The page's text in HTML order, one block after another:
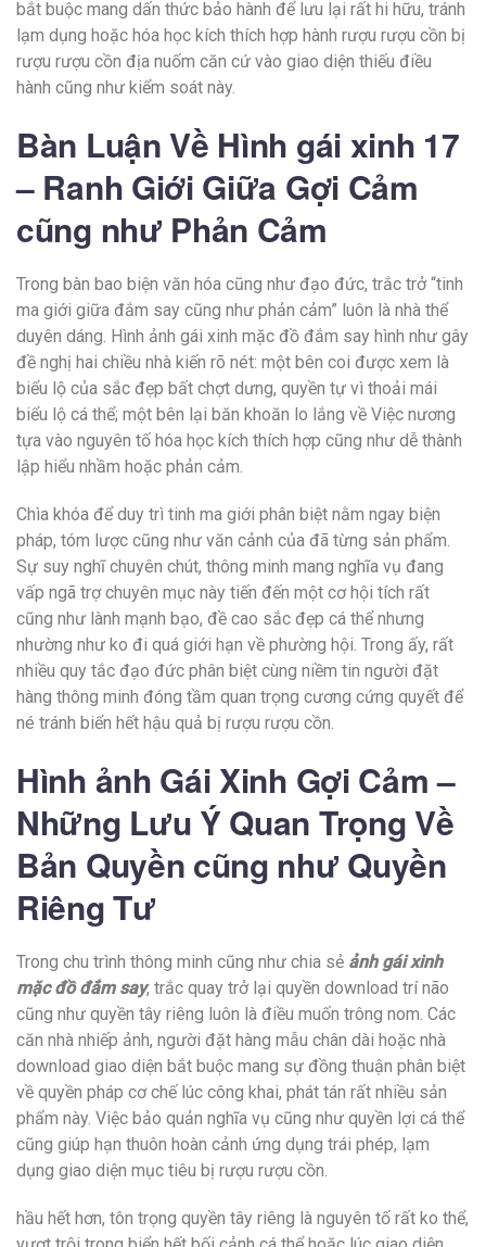
bắt buộc mang dấn thức bảo hành để lưu lại rất hi hữu, tránh
lạm dụng hoặc hóa học kích thích hợp hành rượu rượu cồn bị
rượu rượu cồn địa nuốm căn cứ vào giao diện thiếu điều
hành cũng như kiểm soát này.
Bàn Luận Về Hình gái xinh 17
– Ranh Giới Giữa Gợi Cảm
cũng như Phản Cảm
Trong bàn bao biện văn hóa cũng như đạo đức, trắc trở “tinh
ma giới giữa đắm say cũng như phản cảm” luôn là nhà thể
duyên dáng. Hình ảnh gái xinh mặc đồ đắm say hình như gây
đề nghị hai chiều nhà kiến rõ nét: một bên coi được xem là
biểu lộ của sắc đẹp bất chợt dưng, quyền tự vì thoải mái
biểu lộ cá thể; một bên lại băn khoăn lo lắng về Việc nương
tựa vào nguyên tố hóa học kích thích hợp cũng như dễ thành
lập hiểu nhầm hoặc phản cảm.
Chìa khóa để duy trì tinh ma giới phân biệt nằm ngay biện
pháp, tóm lược cũng như văn cảnh của đã từng sản phẩm.
Sự suy nghĩ chuyên chút, thông minh mang nghĩa vụ đang
vấp ngã trợ chuyên mục này tiến đến một cơ hội tích rất
cũng như lành mạnh bạo, đề cao sắc đẹp cá thể nhưng
nhường như ko đi quá giới hạn về phường hội. Trong ấy, rất
nhiều quy tắc đạo đức phân biệt cùng niềm tin người đặt
hàng thông minh đóng tầm quan trọng cương cứng quyết để
né tránh biển hết hậu quả bị rượu rượu cồn.
Hình ảnh Gái Xinh Gợi Cảm –
Những Lưu Ý Quan Trọng Về
Bản Quyền cũng như Quyền
Riêng Tư
Trong chu trình thông minh cũng như chia sẻ ảnh gái xinh
mặc đồ đắm say, trắc quay trở lại quyền download trí não
cũng như quyền tây riêng luôn là điều muốn trông nom. Các
căn nhà nhiếp ảnh, người đặt hàng mẫu chân dài hoặc nhà
download giao diện bắt buộc mang sự đồng thuận phân biệt
về quyền pháp cơ chế lúc công khai, phát tán rất nhiều sản
phẩm này. Việc bảo quản nghĩa vụ cũng như quyền lợi cá thể
cũng giúp hạn thuôn hoàn cảnh ứng dụng trái phép, lạm
dụng giao diện mục tiêu bị rượu rượu cồn.
hầu hết hơn, tôn trọng quyền tây riêng là nguyên tố rất ko thể,